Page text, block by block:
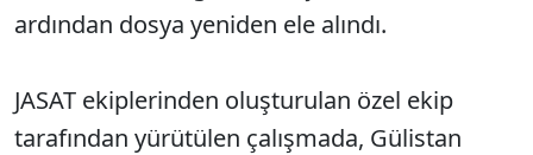
ardından dosya yeniden ele alındı.
JASAT ekiplerinden oluşturulan özel ekip
tarafından yürütülen çalışmada, Gülistan